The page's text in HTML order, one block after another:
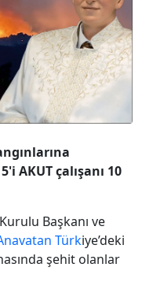
AKUT çalışanı 10
Kurulu Başkanı ve
Türkiye’deki
şehit olanlar